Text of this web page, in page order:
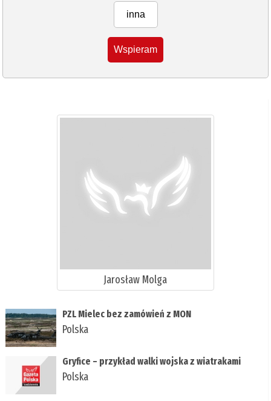
inna
Wspieram
Jarosław Molga
PZL Mielec bez zamówień z MON
Polska
Gryfice – przykład walki wojska z wiatrakami
Polska